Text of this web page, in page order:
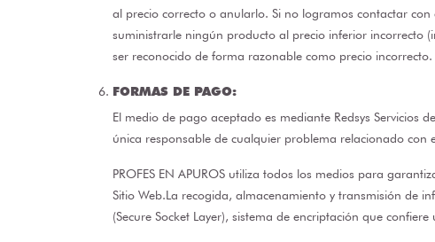
al precio correcto o anularlo. Si no logramos contactar
suministrarle ningún producto al precio inferior incorrecto
ser reconocido de forma razonable como precio incorrecto.
FORMAS DE PAGO:
El medio de pago aceptado es mediante Redsys Servicios
única responsable de cualquier problema relacionado
PROFES EN APUROS utiliza todos los medios para
Sitio Web.La recogida, almacenamiento y transmisión de
(Secure Socket Layer), sistema de encriptación que